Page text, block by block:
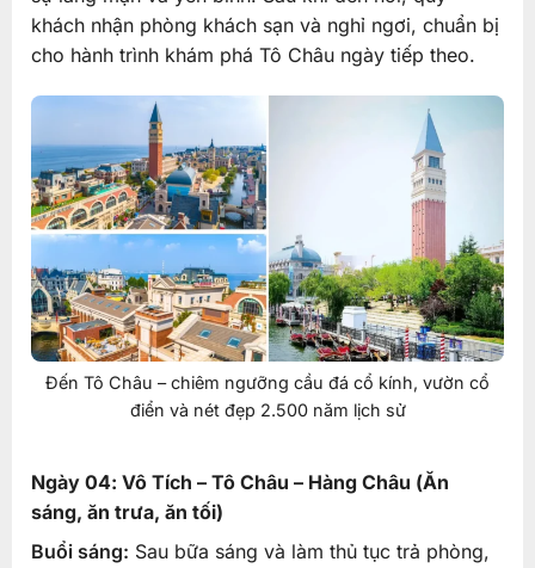
khách nhận phòng khách sạn và nghỉ ngơi, chuẩn bị
cho hành trình khám phá Tô Châu ngày tiếp theo.
Đến Tô Châu – chiêm ngưỡng cầu đá cổ kính, vườn cổ
điển và nét đẹp 2.500 năm lịch sử
Ngày 04: Vô Tích – Tô Châu – Hàng Châu (Ăn
sáng, ăn trưa, ăn tối)
Buổi sáng: Sau bữa sáng và làm thủ tục trả phòng,